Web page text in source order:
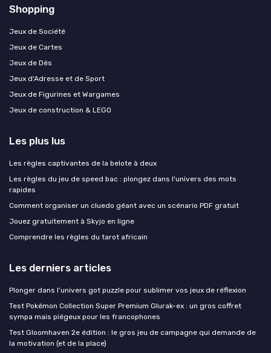
Shopping
Jeux de Société
Jeux de Cartes
Jeux de Dés
Jeux d'Adresse et de Sport
Jeux de Figurines et Wargames
Jeux de construction & LEGO
Les plus lus
Les règles captivantes de la belote à deux
Les règles du jeu de speed bac : plongez dans l'univers des mots
rapides
Comment organiser un cluedo géant avec un scénario PDF gratuit
Jouez gratuitement à Skyjo en ligne
Comprendre les règles du tarot africain
Les derniers articles
Plonger dans l’univers got puzzle pour sublimer vos jeux de réflexion
Test Pokémon Collection Super Premium Glurak-ex : un gros coffret
sympa mais piégeux pour les francophones
Test Gloomhaven 2e édition : le gros jeu de campagne qui demande de
la motivation (et de la place)